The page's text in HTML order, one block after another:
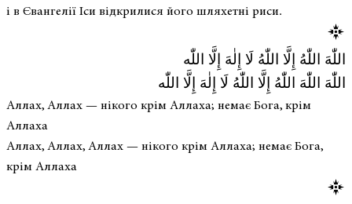
і в Євангелії Іси відкрилися його шляхетні риси.
اللّٰهَ اللّٰهُ إِلَّا اللّٰهُ لَا إِلٰهَ إِلَّا اللّٰه
اللّٰهَ اللّٰهَ اللّٰهُ إِلَّا اللّٰهُ لَا إِلٰهَ إِلَّا اللّٰه
Аллах, Аллах — нікого крім Аллаха; немає Бога, крім
Аллаха
Аллах, Аллах, Аллах — нікого крім Аллаха; немає Бога,
крім Аллаха